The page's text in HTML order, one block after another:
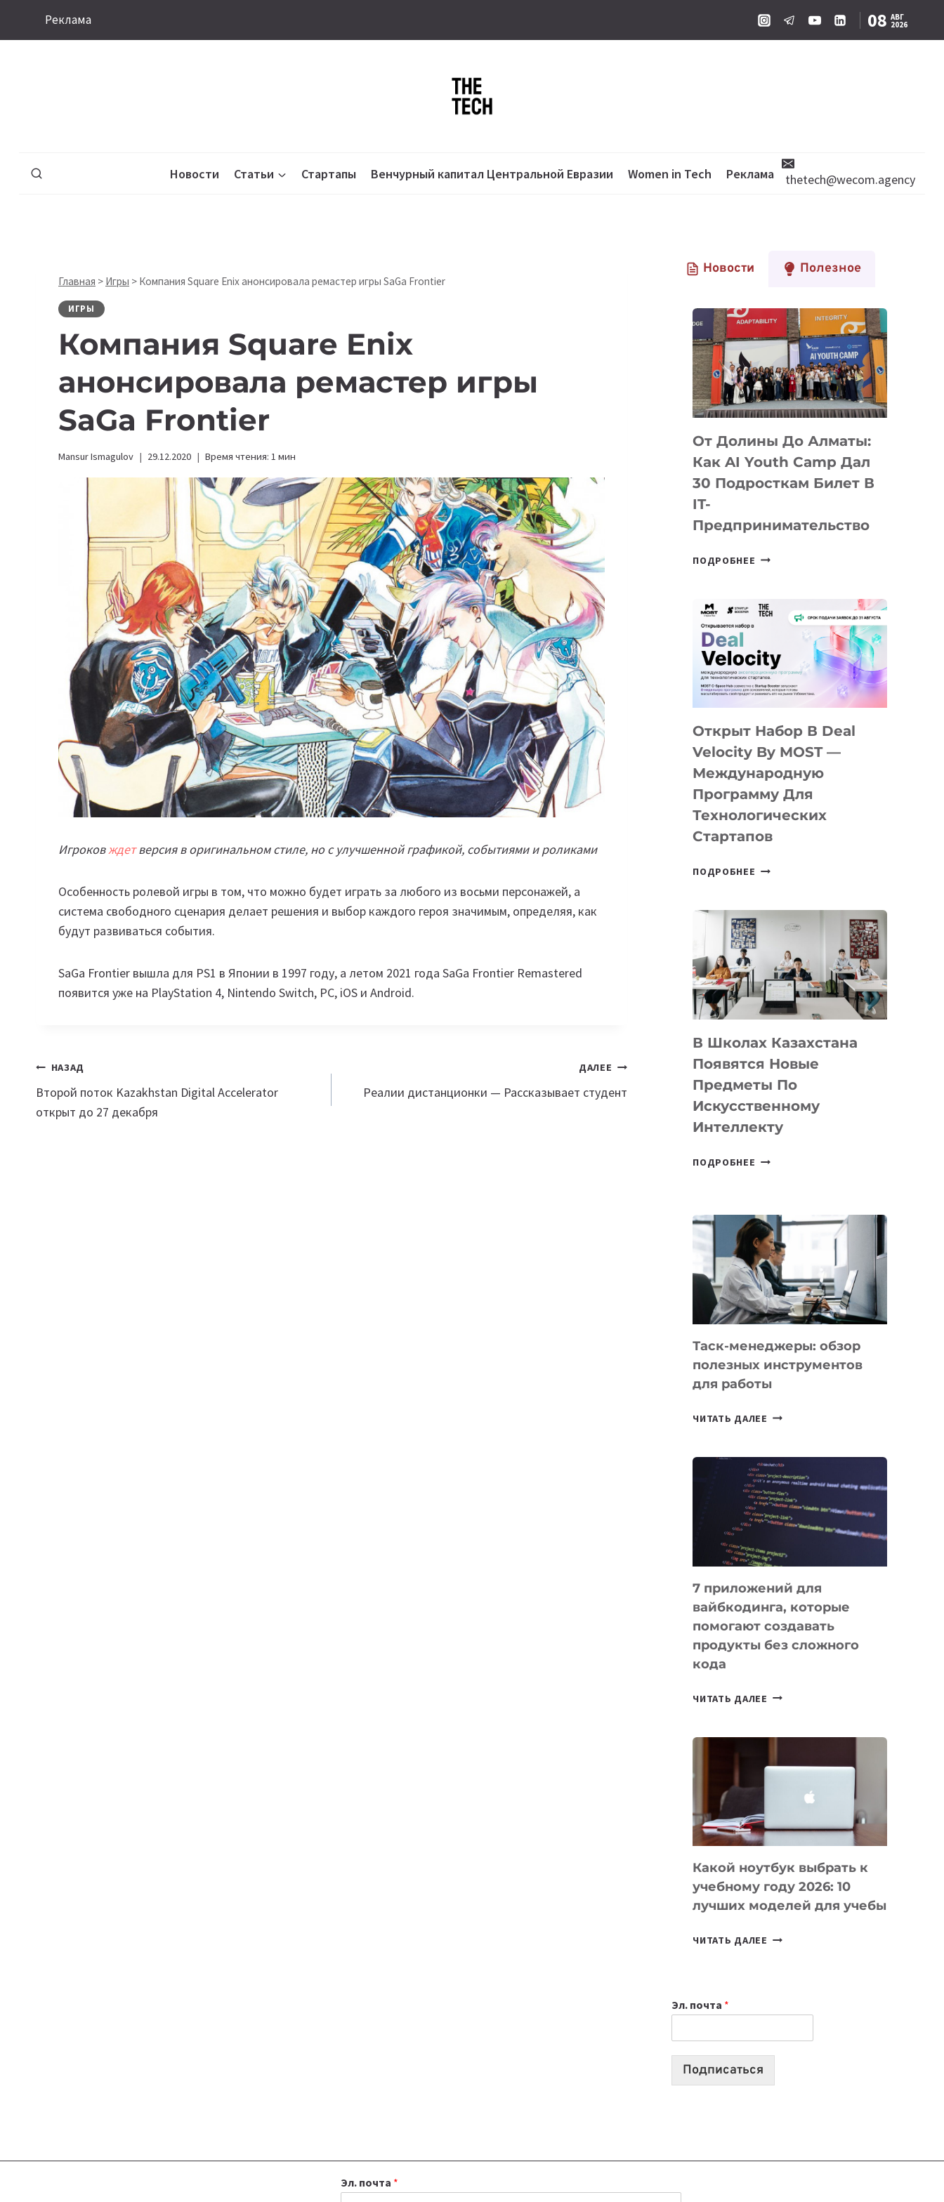
Реклама 08 АВГ
2026
Новости Статьи Стартапы Венчурный капитал Центральной Евразии Women in Tech Реклама thetech@wecom.agency
Главная > Игры > ​​Компания Square Enix анонсировала ремастер игры SaGa Frontier
ИГРЫ
​​Компания Square Enix
анонсировала ремастер игры
SaGa Frontier
Mansur Ismagulov 29.12.2020 Время чтения: 1 мин
Игроковждет версия в оригинальном стиле, но с улучшенной графикой, событиями и роликами
Особенность ролевой игры в том, что можно будет играть за любого из восьми персонажей, а
система свободного сценария делает решения и выбор каждого героя значимым, определяя, как
будут развиваться события.
SaGa Frontier вышла для PS1 в Японии в 1997 году, а летом 2021 года SaGa Frontier Remastered
появится уже на PlayStation 4, Nintendo Switch, РС, iOS и Android.
Навигация
по
НАЗАД
Второй поток Kazakhstan Digital Accelerator
открыт до 27 декабря
ДАЛЕЕ
Реалии дистанционки — Рассказывает студент
Новости Полезное
От Долины До Алматы:
Как AI Youth Camp Дал
30 Подросткам Билет В
IT-
Предпринимательство
ПОДРОБНЕЕ ОТ
АЛМАТЫ:
YOUTH
CAMP
ДАЛ
ПОДРОСТКАМ
БИЛЕТ
IT-
ПРЕДПРИНИМАТЕЛЬСТВО
Открыт Набор В Deal
Velocity By MOST —
Международную
Программу Для
Технологических
Стартапов
ПОДРОБНЕЕ ОТКРЫТ
DEAL
VELOCITY
MOST
—
МЕЖДУНАРОДНУЮ
ДЛЯ
ТЕХНОЛОГИЧЕСКИХ
СТАРТАПОВ
В Школах Казахстана
Появятся Новые
Предметы По
Искусственному
Интеллекту
ПОДРОБНЕЕ
НОВЫЕ
ПРЕДМЕТЫ
ПО
ИСКУССТВЕННОМУ
ИНТЕЛЛЕКТУ
Таск-менеджеры: обзор
полезных инструментов
для работы
ЧИТАТЬ ДАЛЕЕ ТАСК-
ПОЛЕЗНЫХ
ИНСТРУМЕНТОВ
ДЛЯ
РАБОТЫ
7 приложений для
вайбкодинга, которые
помогают создавать
продукты без сложного
кода
ЧИТАТЬ ДАЛЕЕ
КОТОРЫЕ
СОЗДАВАТЬ
БЕЗ
КОДА
Какой ноутбук выбрать к
учебному году 2026: 10
лучших моделей для учебы
ЧИТАТЬ ДАЛЕЕ КАКОЙ
2026:
10
Эл. почта *
Подписаться
Эл. почта *